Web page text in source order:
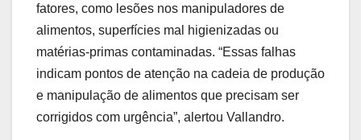
fatores, como lesões nos manipuladores de
alimentos, superfícies mal higienizadas ou
matérias-primas contaminadas. “Essas falhas
indicam pontos de atenção na cadeia de produção
e manipulação de alimentos que precisam ser
corrigidos com urgência”, alertou Vallandro.